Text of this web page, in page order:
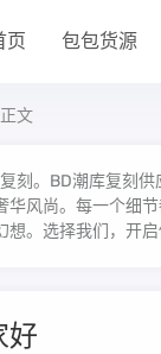
页 包包货源
文
刻。BD潮库复刻供
华风尚。每一个细
想。选择我们，开
好